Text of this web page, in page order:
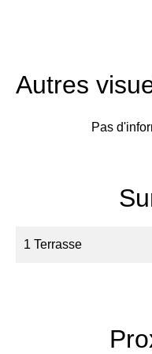
Autres
Pas
1 Terrasse